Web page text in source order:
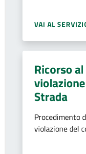
VAI AL
Ricorso
Strada
Procedimento
violazione del